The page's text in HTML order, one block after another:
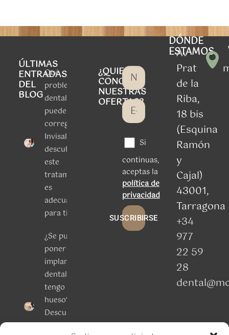
ÚLTIMAS
ENTRADAS
DEL
BLOG
Qué
problemas
dentales
puede
corregir
Invisalign:
descubre si
este
tratamiento
es
adecuado
para ti
¿Se puede
poner un
implante
dental si
tengo poco
hueso?
Descubre
las
¿QUIERES
CONOCER
NUESTRAS
OFERTAS?
Si
continuas,
aceptas la
política de
privacidad
SUSCRIBIRSE
DÓNDE
ESTAMOS
Av
Prat
de la
Riba,
18 bis
(Esquina
Ramón
y
Cajal)
43001,
Tarragona
+34
977
22 59
28